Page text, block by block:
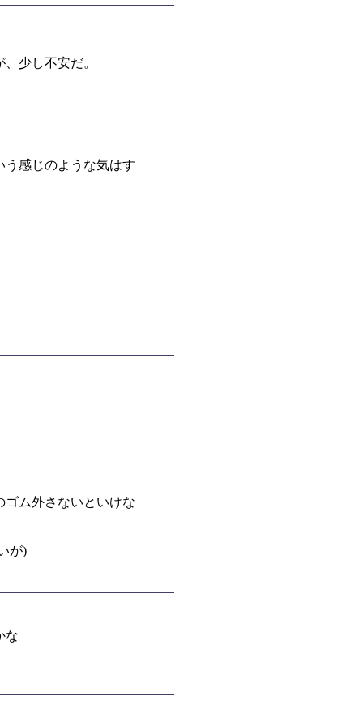
少し不安だ。
う感じのような気はす
ム外さないといけな
が)
な